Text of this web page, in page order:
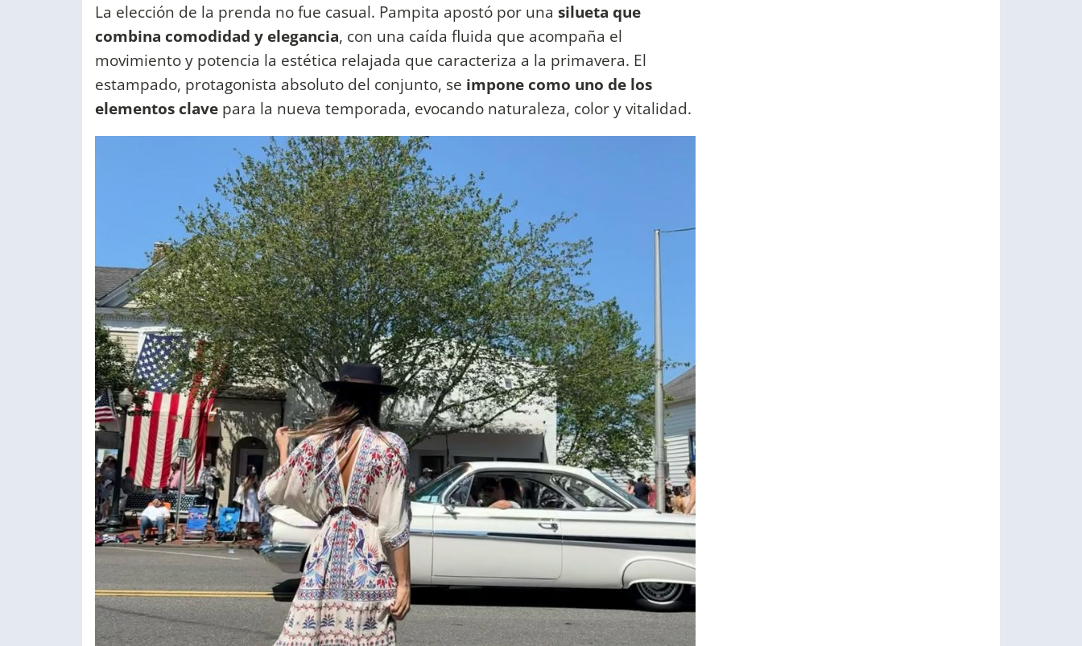
La elección de la prenda no fue casual. Pampita apostó por una silueta que
combina comodidad y elegancia, con una caída fluida que acompaña el
movimiento y potencia la estética relajada que caracteriza a la primavera. El
estampado, protagonista absoluto del conjunto, se impone como uno de los
elementos clave para la nueva temporada, evocando naturaleza, color y vitalidad.